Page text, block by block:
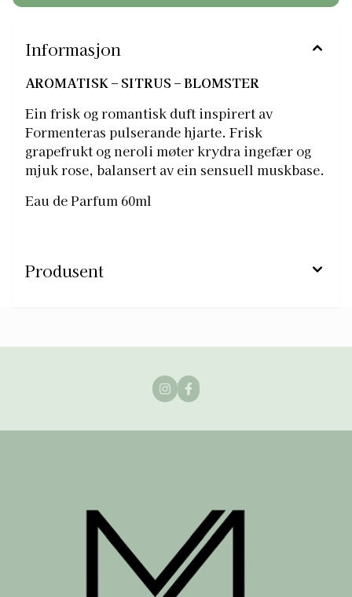
Informasjon
AROMATISK – SITRUS – BLOMSTER
Ein frisk og romantisk duft inspirert av
Formenteras pulserande hjarte. Frisk
grapefrukt og neroli møter krydra ingefær og
mjuk rose, balansert av ein sensuell muskbase.
Eau de Parfum 60ml
Produsent